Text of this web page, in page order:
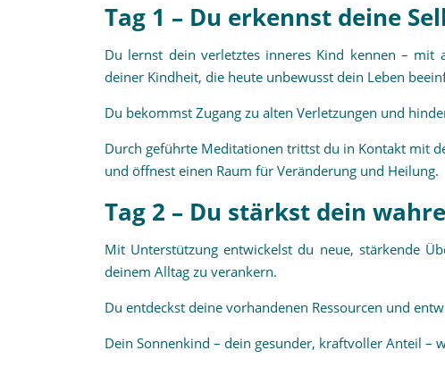
Tag 1 – Du erkennst deine
Du lernst dein verletztes inneres Kind kennen – mit
deiner Kindheit, die heute unbewusst dein Leben
Du bekommst Zugang zu alten Verletzungen und
Durch geführte Meditationen trittst du in Kontakt mit
und öffnest einen Raum für Veränderung und Heilung.
Tag 2 – Du stärkst dein
Mit Unterstützung entwickelst du neue, stärkende
deinem Alltag zu verankern.
Du entdeckst deine vorhandenen Ressourcen und
Dein Sonnenkind – dein gesunder, kraftvoller Anteil –